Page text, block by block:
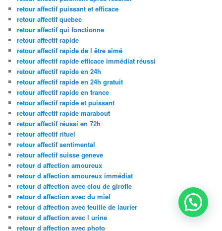
retour affectif puissant et efficace
retour affectif quebec
retour affectif qui fonctionne
retour affectif rapide
retour affectif rapide de l être aimé
retour affectif rapide efficace immédiat réussi
retour affectif rapide en 24h
retour affectif rapide en 24h gratuit
retour affectif rapide en france
retour affectif rapide et puissant
retour affectif rapide marabout
retour affectif réussi en 72h
retour affectif rituel
retour affectif sentimental
retour affectif suisse geneve
retour d affection amoureux
retour d affection amoureux immédiat
retour d affection avec clou de girofle
retour d affection avec du miel
retour d affection avec feuille de laurier
retour d affection avec l urine
retour d affection avec photo